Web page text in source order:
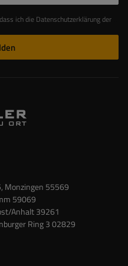
der Website zur Kenntnis genommen habe
Monzingen 55569
59069
Anhalt 39261
Ring 3 02829